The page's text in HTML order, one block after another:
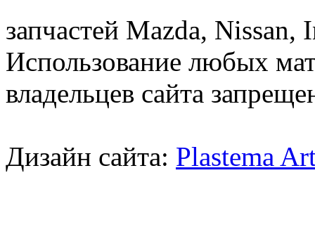
запчастей Mazda,
Использование любых
владельцев сайта
Дизайн сайта: Plastema